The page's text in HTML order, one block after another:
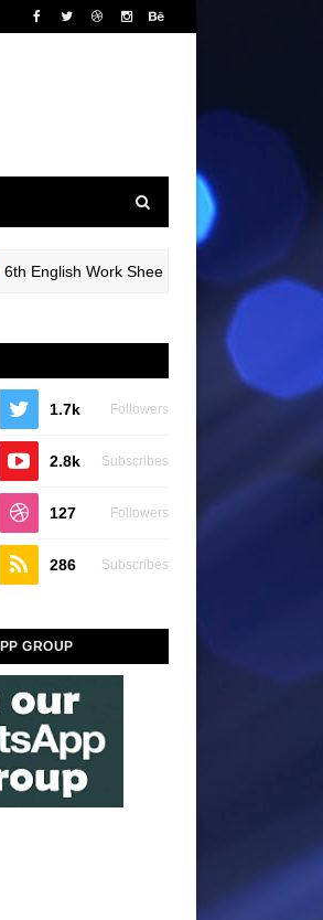
Work Sheet 20 Bridge Course Book
1.7k Followers
2.8k Subscribes
127 Followers
286 Subscribes
GROUP